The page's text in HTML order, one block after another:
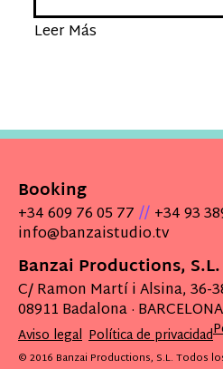
Leer Más
Booking
+34 609 76 05 77 // +34 93
info@banzaistudio.tv
Banzai Productions, S.L.
C/ Ramon Martí i Alsina, 36-
08911 Badalona · BARCELONA
Aviso legal Política de privacidad
© 2016 Banzai Productions, S.L. Todos